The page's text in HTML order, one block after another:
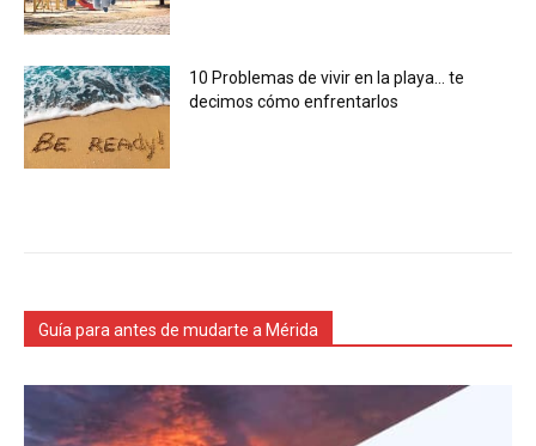
10 Problemas de vivir en la playa… te
decimos cómo enfrentarlos
Guía para antes de mudarte a Mérida